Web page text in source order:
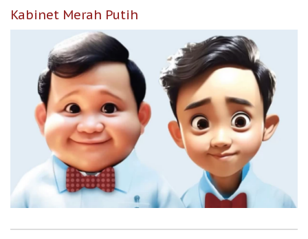
Kabinet Merah Putih